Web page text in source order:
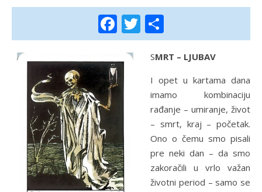
Facebook
Twitter
SMRT – LJUBAV
I opet u kartama dana
imamo kombinaciju
rađanje – umiranje, život
– smrt, kraj – početak.
Ono o čemu smo pisali
pre neki dan – da smo
zakoračili u vrlo važan
životni period – samo se